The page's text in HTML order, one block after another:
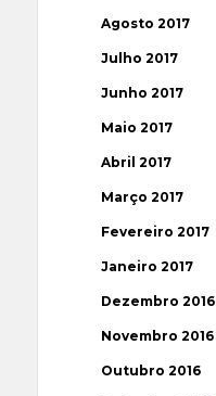
Agosto 2017
Julho 2017
Junho 2017
Maio 2017
Abril 2017
Março 2017
Fevereiro 2017
Janeiro 2017
Dezembro 2016
Novembro 2016
Outubro 2016